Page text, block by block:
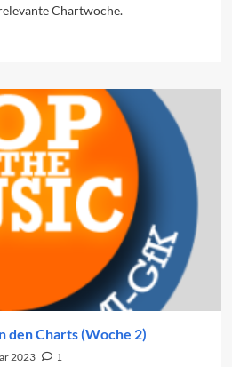
Chartwoche.
den Charts (Woche 2)
2023
1